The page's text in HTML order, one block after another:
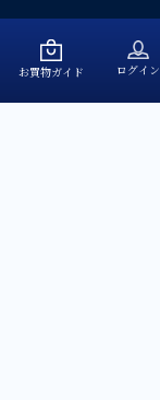
お買物ガイド ログイン